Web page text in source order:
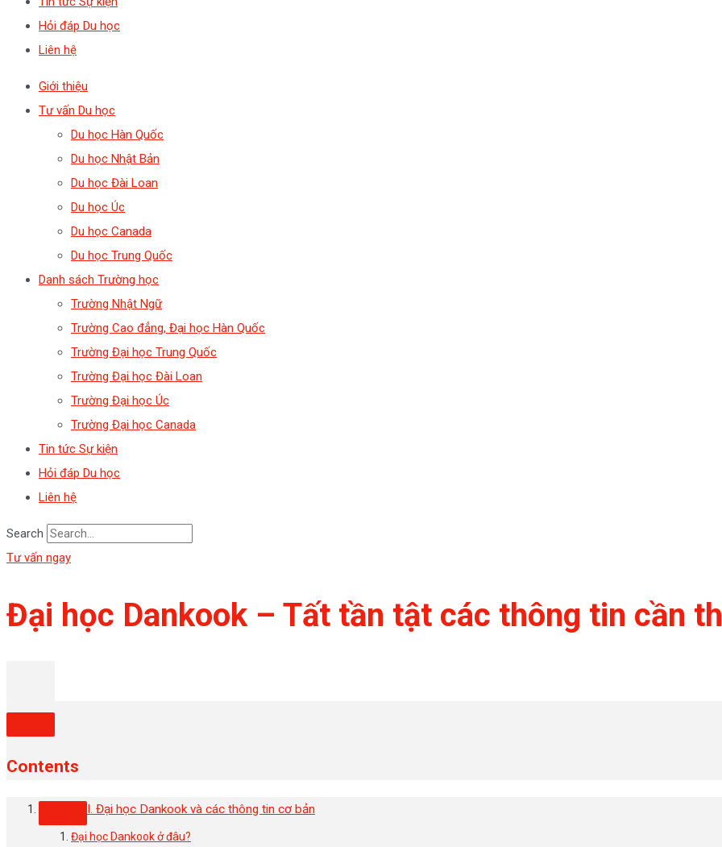
Hỏi đáp Du học
Liên hệ
Giới thiệu
Tư vấn Du học
Du học Hàn Quốc
Du học Nhật Bản
Du học Đài Loan
Du học Úc
Du học Canada
Du học Trung Quốc
Danh sách Trường học
Trường Nhật Ngữ
Trường Cao đẳng, Đại học Hàn Quốc
Trường Đại học Trung Quốc
Trường Đại học Đài Loan
Trường Đại học Úc
Trường Đại học Canada
Tin tức Sự kiện
Hỏi đáp Du học
Liên hệ
Search
Tư vấn ngay
Đại học Dankook – Tất tần tật các thông tin cần
Contents
I. Đại học Dankook và các thông tin cơ bản
Đại học Dankook ở đâu?